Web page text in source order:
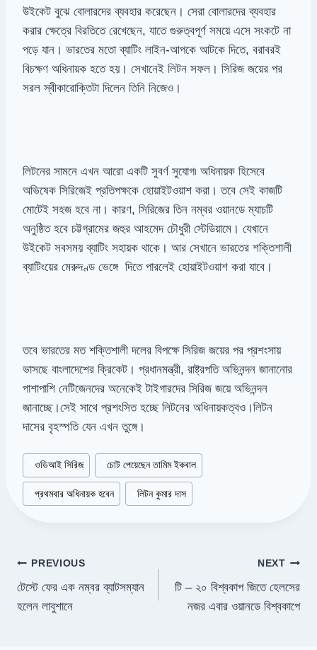
উইকেট বুঝে বোলারদের ব্যবহার করেছেন। সেরা বোলারদের ব্যবহার
করার ক্ষেত্রে বিরতিতে রেখেছেন, যাতে গুরুত্বপূর্ণ সময়ে এসে সংকটে না
পড়ে যান। ভারতের মতো ব্যাটিং লাইন-আপকে আটকে দিতে, বরাবরই
বিচক্ষণ অধিনায়ক হতে হয়। সেখানেই লিটন সফল। সিরিজ জয়ের পর
সরল স্বীকারোক্তিটা দিলেন তিনি নিজেও।
লিটনের সামনে এখন আরো একটি সুবর্ণ সুযোগ৷ অধিনায়ক হিসেবে
অভিষেক সিরিজেই প্রতিপক্ষকে হোয়াইটওয়াশ করা। তবে সেই কাজটি
মোটেই সহজ হবে না। কারণ, সিরিজের তিন নম্বর ওয়ানডে ম্যাচটি
অনুষ্ঠিত হবে চট্টগ্রামের জহুর আহমেদ চৌধুরী স্টেডিয়ামে। যেখানে
উইকেট সবসময় ব্যাটিং সহায়ক থাকে। আর সেখানে ভারতের শক্তিশালী
ব্যাটিংয়ের মেরুদণ্ড ভেঙ্গে দিতে পারলেই হোয়াইটওয়াশ করা যাবে।
তবে ভারতের মত শক্তিশালী দলের বিপক্ষে সিরিজ জয়ের পর প্রশংসায়
ভাসছে বাংলাদেশের ক্রিকেট। প্রধানমন্ত্রী, রাষ্ট্রপতি অভিনন্দন জানানোর
পাশাপাশি নেটিজেনদের অনেকেই টাইগারদের সিরিজ জয়ে অভিনন্দন
জানাচ্ছে।সেই সাথে প্রশংসিত হচ্ছে লিটনের অধিনায়কত্বও।লিটন
দাসের বৃহস্পতি যেন এখন তুঙ্গে।
Post
Tags:
#ওডিআই সিরিজ #চোট পেয়েছেন তামিম ইকবাল
#প্রথমবার অধিনায়ক হবেন #লিটন কুমার দাস
Post
navigation
PREVIOUS
টেস্টে ফের এক নম্বর ব্যাটসম্যান
হলেন লাবুশানে
NEXT
টি – ২০ বিশ্বকাপ জিতে হেলসের
নজর এবার ওয়ানডে বিশ্বকাপে